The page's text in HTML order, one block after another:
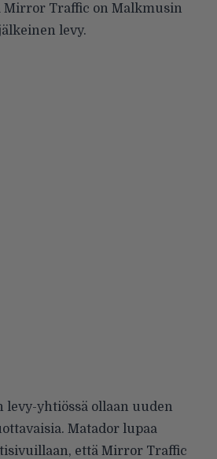
Mirror Traffic on Malkmusin
levy.
yhtiössä ollaan uuden
Matador lupaa
, että Mirror Traffic